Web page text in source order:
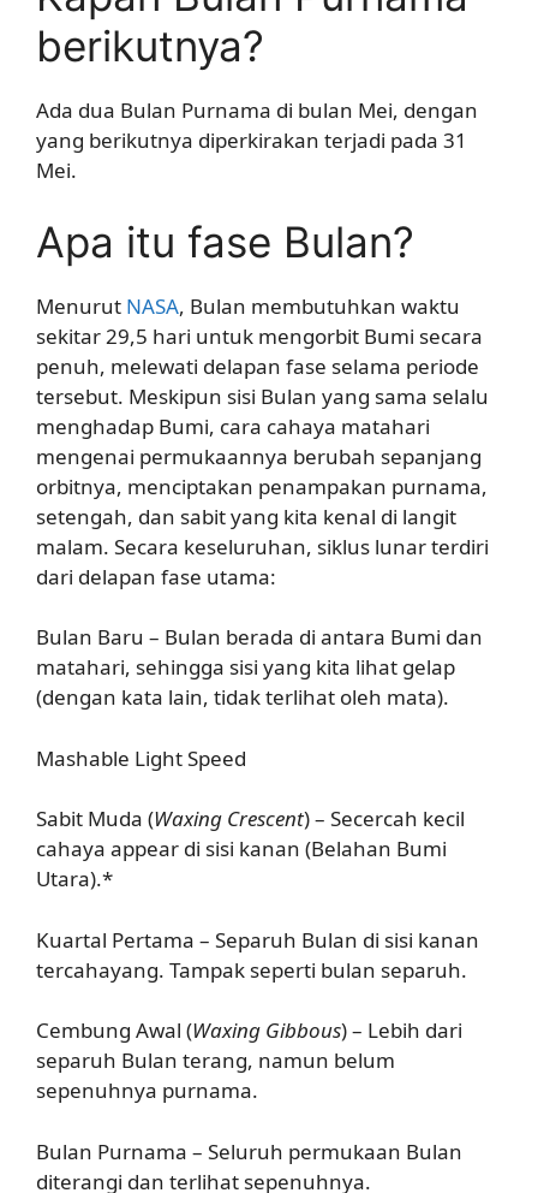
berikutnya?
Ada dua Bulan Purnama di bulan Mei, dengan
yang berikutnya diperkirakan terjadi pada 31
Mei.
Apa itu fase Bulan?
Menurut NASA, Bulan membutuhkan waktu
sekitar 29,5 hari untuk mengorbit Bumi secara
penuh, melewati delapan fase selama periode
tersebut. Meskipun sisi Bulan yang sama selalu
menghadap Bumi, cara cahaya matahari
mengenai permukaannya berubah sepanjang
orbitnya, menciptakan penampakan purnama,
setengah, dan sabit yang kita kenal di langit
malam. Secara keseluruhan, siklus lunar terdiri
dari delapan fase utama:
Bulan Baru – Bulan berada di antara Bumi dan
matahari, sehingga sisi yang kita lihat gelap
(dengan kata lain, tidak terlihat oleh mata).
Mashable Light Speed
Sabit Muda (Waxing Crescent) – Secercah kecil
cahaya appear di sisi kanan (Belahan Bumi
Utara).*
Kuartal Pertama – Separuh Bulan di sisi kanan
tercahayang. Tampak seperti bulan separuh.
Cembung Awal (Waxing Gibbous) – Lebih dari
separuh Bulan terang, namun belum
sepenuhnya purnama.
Bulan Purnama – Seluruh permukaan Bulan
diterangi dan terlihat sepenuhnya.